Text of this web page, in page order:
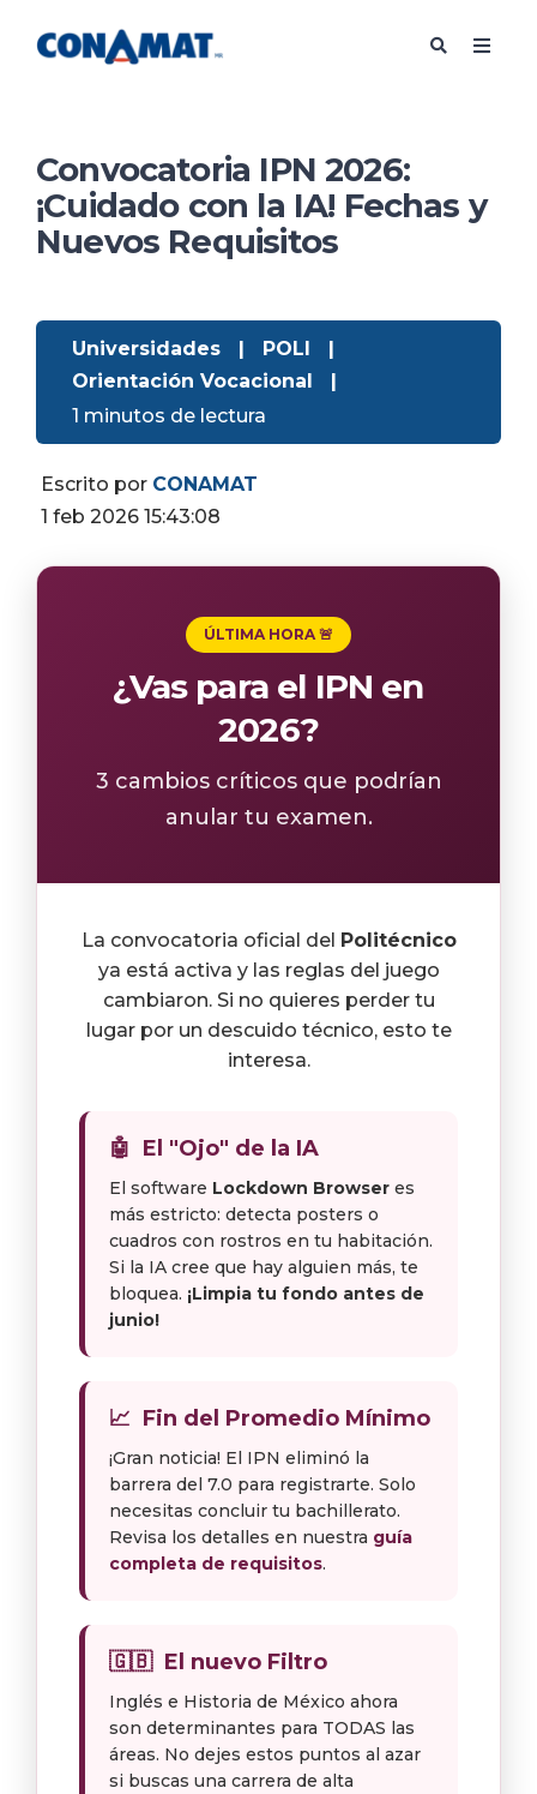
Convocatoria IPN 2026:
¡Cuidado con la IA! Fechas y
Nuevos Requisitos
Universidades POLI
Orientación Vocacional
1 minutos de lectura
Escrito por CONAMAT
1 feb 2026 15:43:08
ÚLTIMA HORA 🚨
¿Vas para el IPN en
2026?
3 cambios críticos que podrían
anular tu examen.
La convocatoria oficial del Politécnico
ya está activa y las reglas del juego
cambiaron. Si no quieres perder tu
lugar por un descuido técnico, esto te
interesa.
🤖 El "Ojo" de la IA
El software Lockdown Browser es
más estricto: detecta posters o
cuadros con rostros en tu habitación.
Si la IA cree que hay alguien más, te
bloquea. ¡Limpia tu fondo antes de
junio!
📈 Fin del Promedio Mínimo
¡Gran noticia! El IPN eliminó la
barrera del 7.0 para registrarte. Solo
necesitas concluir tu bachillerato.
Revisa los detalles en nuestra guía
completa de requisitos.
🇬🇧 El nuevo Filtro
Inglés e Historia de México ahora
son determinantes para TODAS las
áreas. No dejes estos puntos al azar
si buscas una carrera de alta